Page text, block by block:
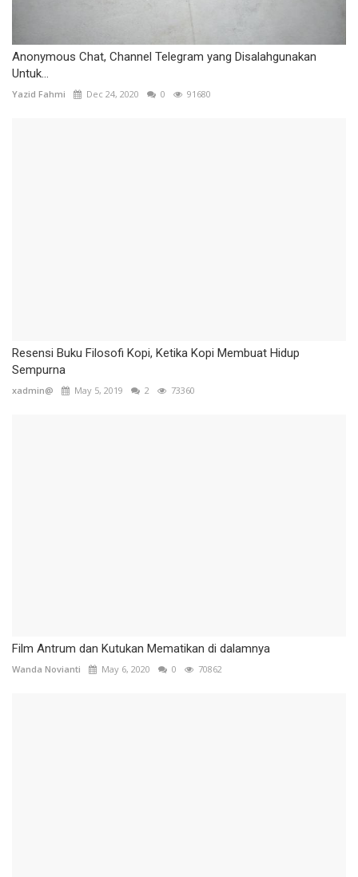
Anonymous Chat, Channel Telegram yang Disalahgunakan
Untuk...
Yazid Fahmi Dec 24, 2020 0 91680
Resensi Buku Filosofi Kopi, Ketika Kopi Membuat Hidup
Sempurna
xadmin@ May 5, 2019 2 73360
Film Antrum dan Kutukan Mematikan di dalamnya
Wanda Novianti May 6, 2020 0 70862